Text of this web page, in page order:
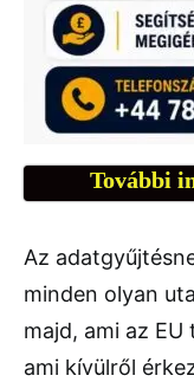
További
Az
minden olyan
majd, ami az
ami kívülről